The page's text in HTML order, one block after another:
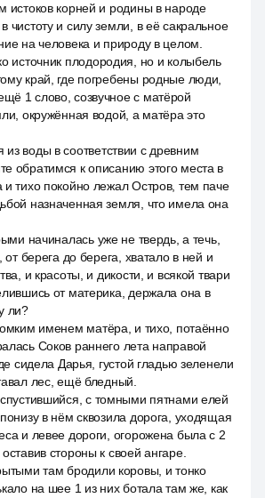
истоков корней и родины в народе
чистоту и силу земли, в её сакральное
на человека и природу в целом.
источник плодородия, но и колыбель
край, где погребены родные люди,
1 слово, созвучное с матёрой
окружённая водой, а матёра это
воды в соответствии с древним
обратимся к описанию этого места в
и тихо покойно лежал Остров, тем паче
назначенная земля, что имела она
начиналась уже не твердь, а течь,
от берега до берега, хватало в ней и
и красоты, и дикости, и всякой твари
от материка, держала она в
ли?
именем матёра, и тихо, потаённо
Соков раннего лета направой
сидела Дарья, густой гладью зеленели
лес, ещё бледный.
с томными пятнами елей
в нём сквозила дорога, уходящая
и левее дороги, огорожена была с 2
стороны к своей ангаре.
там бродили коровы, и тонко
на шее 1 из них ботала там же, как